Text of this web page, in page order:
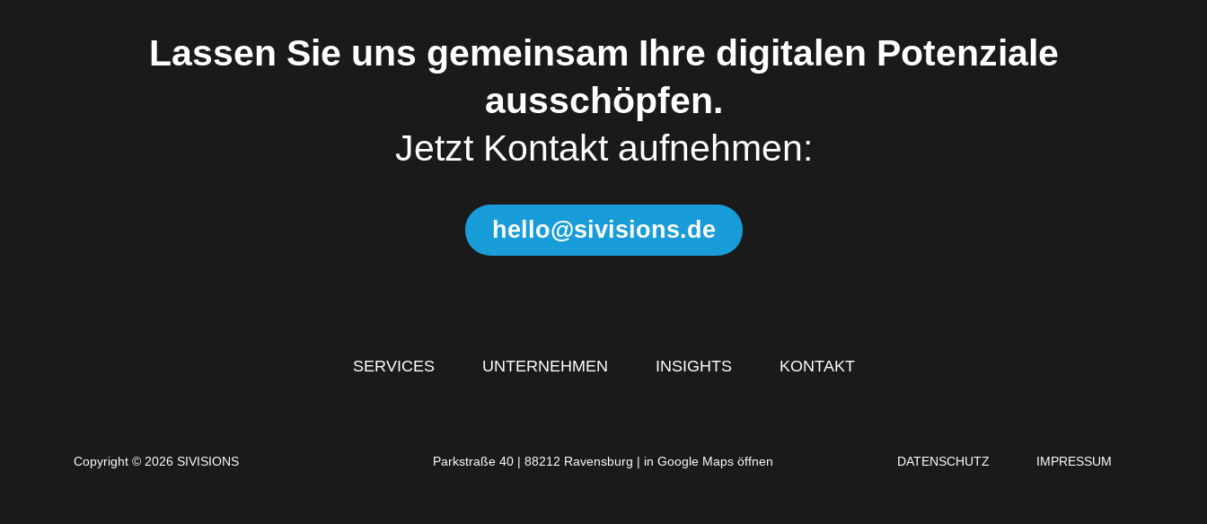
Lassen Sie uns gemeinsam Ihre digitalen Potenziale
ausschöpfen.
Jetzt Kontakt aufnehmen:
hello@sivisions.de
SERVICES UNTERNEHMEN INSIGHTS KONTAKT
Copyright © 2026 SIVISIONS Parkstraße 40 | 88212 Ravensburg | in Google Maps öffnen DATENSCHUTZ IMPRESSUM